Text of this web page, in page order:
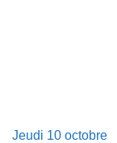
Jeudi 10 octobre